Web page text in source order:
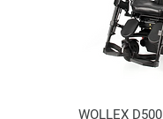
WOLLEX D500